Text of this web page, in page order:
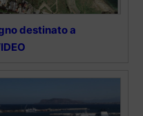
destinato a